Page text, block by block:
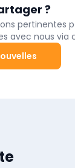
?
pertinentes
avec nous via